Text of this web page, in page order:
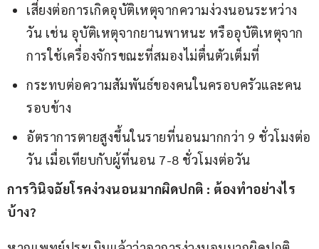
เสี่ยงต่อการเกิดอุบัติเหตุจากความง่วงนอนระหว่าง
วัน เช่น อุบัติเหตุจากยานพาหนะ หรืออุบัติเหตุจาก
การใช้เครื่องจักรขณะที่สมองไม่ตื่นตัวเต็มที่
กระทบต่อความสัมพันธ์ของคนในครอบครัวและคน
รอบข้าง
อัตราการตายสูงขึ้นในรายที่นอนมากกว่า 9 ชั่วโมงต่อ
วัน เมื่อเทียบกับผู้ที่นอน 7-8 ชั่วโมงต่อวัน
การวินิจฉัยโรคง่วงนอนมากผิดปกติ : ต้องทำอย่างไร
บ้าง?